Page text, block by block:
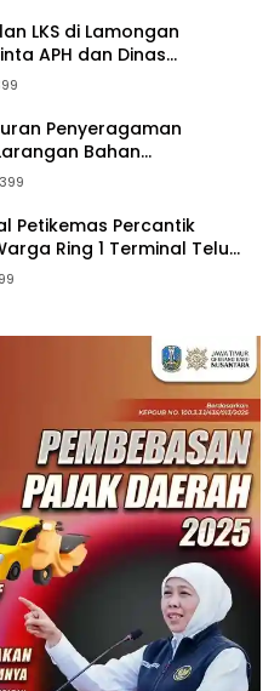
LKS di Lamongan
APH dan Dinas
Tegas.
Penyeragaman
Bahan
Ganggu Industri
399
Petikemas Percantik
Ring 1 Terminal Teluk
TJSL